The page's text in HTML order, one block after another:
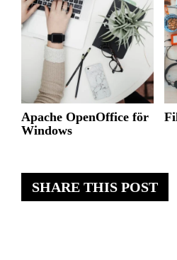
SHARE THIS POST
Apache OpenOffice för
Windows